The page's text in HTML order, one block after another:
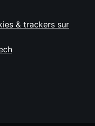
& trackers sur